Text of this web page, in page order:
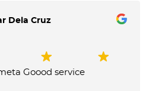
Dela Cruz
Goood service